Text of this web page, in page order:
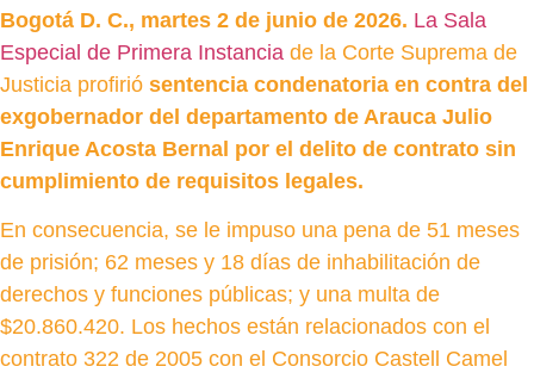
Bogotá D. C., martes 2 de junio de 2026. La Sala
Especial de Primera Instancia de la Corte Suprema de
Justicia profirió sentencia condenatoria en contra del
exgobernador del departamento de Arauca Julio
Enrique Acosta Bernal por el delito de contrato sin
cumplimiento de requisitos legales.
En consecuencia, se le impuso una pena de 51 meses
de prisión; 62 meses y 18 días de inhabilitación de
derechos y funciones públicas; y una multa de
$20.860.420. Los hechos están relacionados con el
contrato 322 de 2005 con el Consorcio Castell Camel